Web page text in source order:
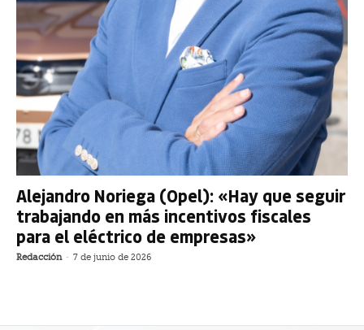
Alejandro Noriega (Opel): «Hay que seguir
trabajando en más incentivos fiscales
para el eléctrico de empresas»
Redacción - 7 de junio de 2026